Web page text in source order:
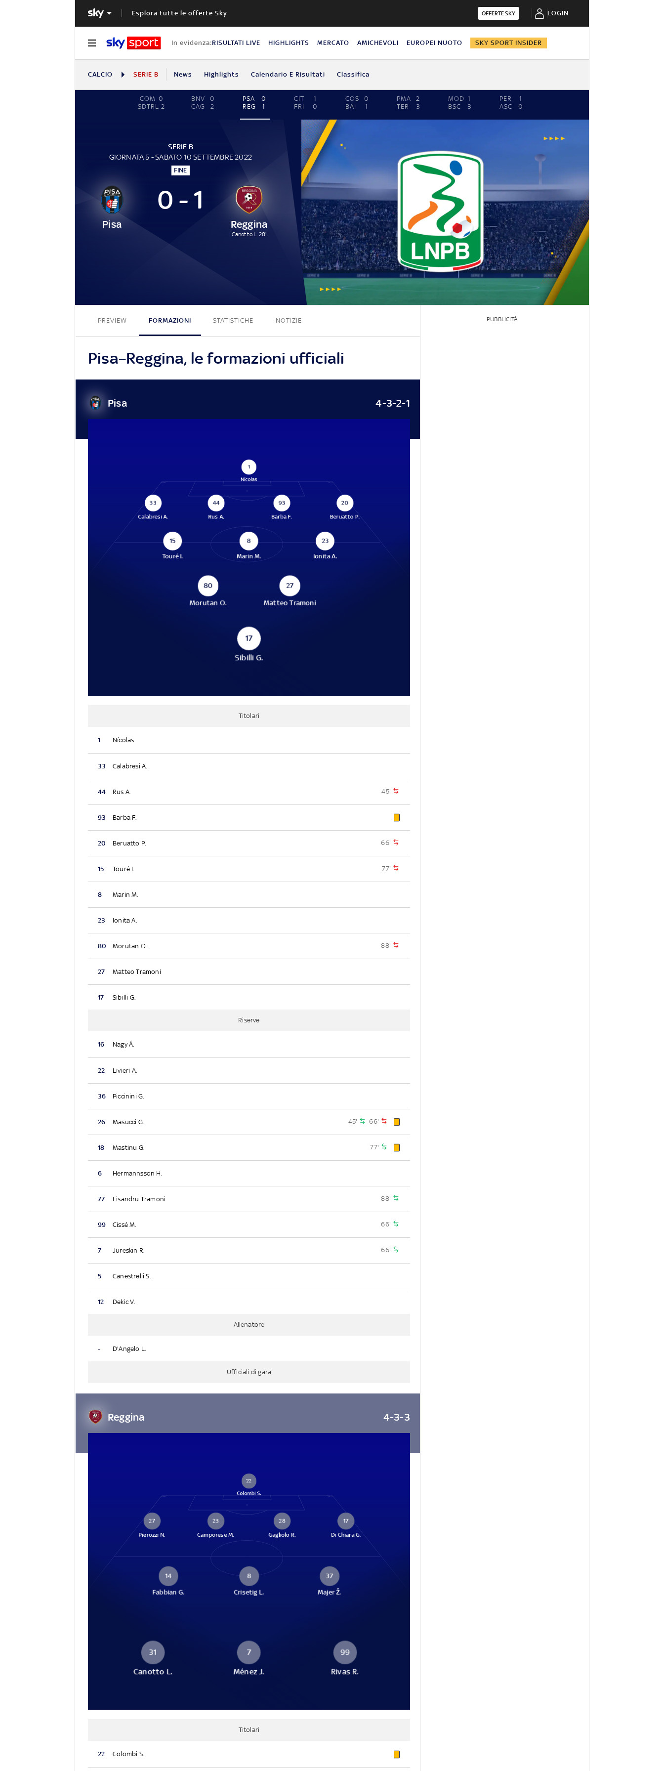
Esplora tutte le offerte Sky OFFERTE SKY LOGIN
In evidenza:RISULTATI LIVE HIGHLIGHTS MERCATO AMICHEVOLI EUROPEI NUOTO SKY SPORT INSIDER
CALCIO SERIE B News Highlights Calendario E Risultati Classifica
COM 0
SDTRL
2
BNV
0
CAG
2
PSA
0
REG
1
CIT
1
FRI
0
COS
0
BAI
1
PMA
2
TER
3
MOD 1
BSC
3
PER
1
ASC
0
SERIE B
GIORNATA 5 - SABATO 10 SETTEMBRE 2022
FINE
Pisa
0 - 1
Reggina
Canotto L. 28'
0 - 1
PREVIEW FORMAZIONI STATISTICHE NOTIZIE
Pisa–Reggina, le formazioni ufficiali
Pisa 4-3-2-1
1
Nícolas
33
Calabresi A.
44
Rus A.
93
Barba F.
20
Beruatto P.
15
Touré I.
8
Marin M.
23
Ionita A.
80
Morutan O.
27
Matteo Tramoni
17
Sibilli G.
Titolari
1 Nícolas
33 Calabresi A.
44 Rus A. 45'
93 Barba F.
20 Beruatto P. 66'
15 Touré I. 77'
8 Marin M.
23 Ionita A.
80 Morutan O. 88'
27 Matteo Tramoni
17 Sibilli G.
Riserve
16 Nagy Á.
22 Livieri A.
36 Piccinini G.
26 Masucci G. 45' 66'
18 Mastinu G. 77'
6 Hermannsson H.
77 Lisandru Tramoni 88'
99 Cissé M. 66'
7 Jureskin R. 66'
5 Canestrelli S.
12 Dekic V.
Allenatore
- D'Angelo L.
Ufficiali di gara
Reggina 4-3-3
22
Colombi S.
27
Pierozzi N.
23
Camporese M.
28
Gagliolo R.
17
Di Chiara G.
14
Fabbian G.
8
Crisetig L.
37
Majer Ž.
31
Canotto L.
7
Ménez J.
99
Rivas R.
Titolari
22 Colombi S.
PUBBLICITÀ